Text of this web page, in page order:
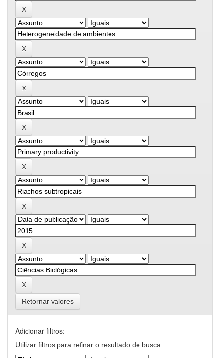
Retornar valores
Adicionar filtros:
Utilizar filtros para refinar o resultado de busca.